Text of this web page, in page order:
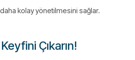
kolay yönetilmesini sağlar.
Çıkarın!